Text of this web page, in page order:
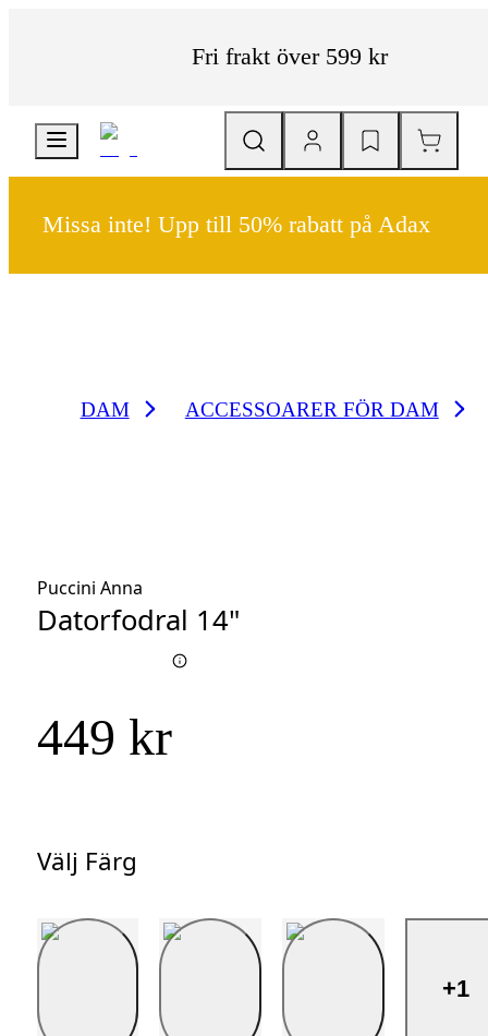
Fri frakt över 599 kr
Missa inte! Upp till 50% rabatt på Adax
DAM ACCESSOARER FÖR DAM
Puccini Anna
Datorfodral 14"
449 kr
Välj Färg
Välj Färg
+1